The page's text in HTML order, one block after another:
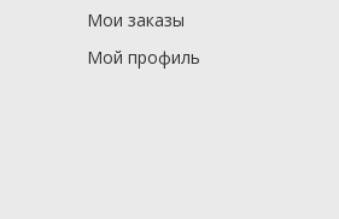
Мои заказы
Мой профиль